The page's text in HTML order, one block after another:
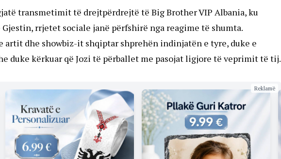
transmetimit të drejtpërdrejtë të Big Brother VIP Albania, ku
rrjetet sociale janë përfshirë nga reagime të shumta.
artit dhe showbiz-it shqiptar shprehën indinjatën e tyre, duke e
duke kërkuar që Jozi të përballet me pasojat ligjore të veprimit të tij.
Reklamë